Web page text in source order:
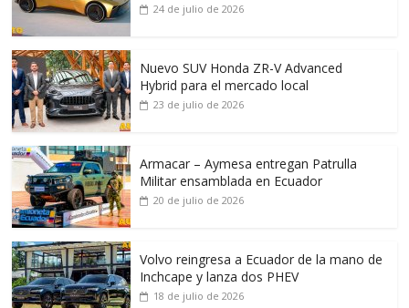
24 de julio de 2026
Nuevo SUV Honda ZR-V Advanced
Hybrid para el mercado local
23 de julio de 2026
Armacar – Aymesa entregan Patrulla
Militar ensamblada en Ecuador
20 de julio de 2026
Volvo reingresa a Ecuador de la mano de
Inchcape y lanza dos PHEV
18 de julio de 2026